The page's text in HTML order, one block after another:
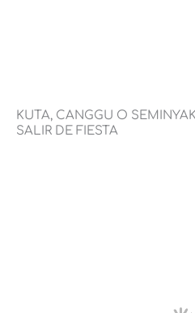
KUTA, CANGGU O
SALIR DE FIESTA